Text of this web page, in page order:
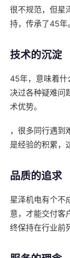
很不规范，但星
持，传承了45年。
技术的沉淀
45年，意味着什
决过各种疑难问
术优势。
，很多同行遇到
是经验的积累，
品质的追求
星泽机电有个不
意，才能交付客
终保持在行业前